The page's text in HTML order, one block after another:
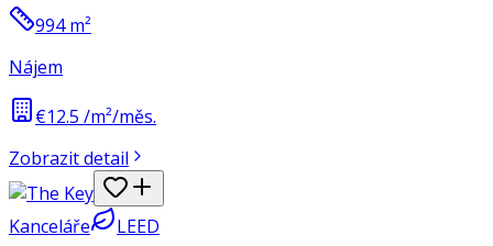
994m²
Nájem
€12.5 /m²/měs.
Zobrazit detail
Kanceláře LEED